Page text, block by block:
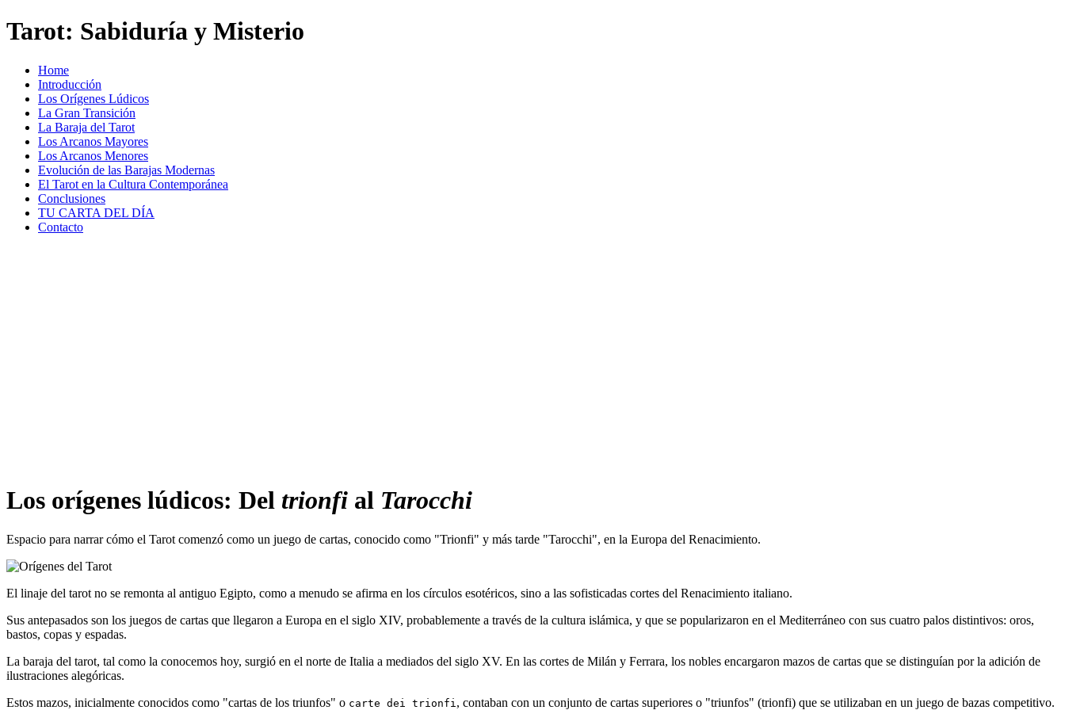
Tarot: Sabiduría y Misterio
Home
Introducción
Los Orígenes Lúdicos
La Gran Transición
La Baraja del Tarot
Los Arcanos Mayores
Los Arcanos Menores
Evolución de las Barajas Modernas
El Tarot en la Cultura Contemporánea
Conclusiones
TU CARTA DEL DÍA
Contacto
Los orígenes lúdicos: Del trionfi al Tarocchi
Espacio para narrar cómo el Tarot comenzó como un juego de cartas, conocido como "Trionfi" y más tarde "Tarocchi", en la Europa del Renacimiento.
El linaje del tarot no se remonta al antiguo Egipto, como a menudo se afirma en los círculos esotéricos, sino a las sofisticadas cortes del Renacimiento italiano.
Sus antepasados son los juegos de cartas que llegaron a Europa en el siglo XIV, probablemente a través de la cultura islámica, y que se popularizaron en el Mediterráneo con sus cuatro palos distintivos: oros,
bastos, copas y espadas.
La baraja del tarot, tal como la conocemos hoy, surgió en el norte de Italia a mediados del siglo XV. En las cortes de Milán y Ferrara, los nobles encargaron mazos de cartas que se distinguían por la adición de
ilustraciones alegóricas.
Estos mazos, inicialmente conocidos como "cartas de los triunfos" o carte dei trionfi , contaban con un conjunto de cartas superiores o "triunfos" (trionfi) que se utilizaban en un juego de bazas competitivo.